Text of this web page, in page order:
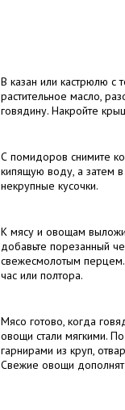
В казан или кастрюлю с
растительное масло,
говядину. Накройте
С помидоров снимите
кипящую воду, а затем
некрупные кусочки.
К мясу и овощам
добавьте порезанный
свежесмолотым
час или полтора.
Мясо готово, когда
овощи стали мягкими.
гарнирами из круп,
Свежие овощи дополнят